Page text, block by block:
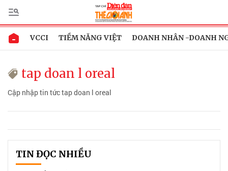
VCCI TIỀM NĂNG VIỆT DOANH NHÂN -DOANH
tap doan l oreal
Cập nhập tin tức tap doan l oreal
TIN ĐỌC NHIỀU